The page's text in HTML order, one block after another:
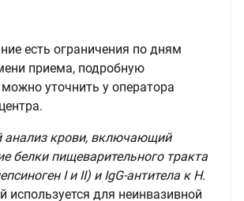
есть ограничения по дням
приема, подробную
уточнить у оператора
анализ крови, включающий
белки пищеварительного тракта
I и II) и IgG-антитела к H.
используется для неинвазивной